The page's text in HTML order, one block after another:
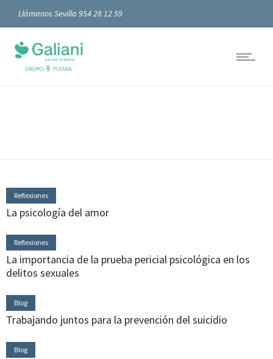
Llámanos Sevilla 954 28 12 59
Reflexiones
La psicología del amor
Reflexiones
La importancia de la prueba pericial psicológica en los
delitos sexuales
Blog
Trabajando juntos para la prevención del suicidio
Blog